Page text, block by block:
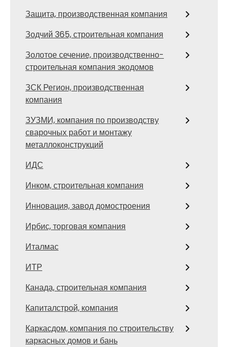
Защита, производственная компания
Зодчий 365, строительная компания
Золотое сечение, производственно-
строительная компания экодомов
ЗСК Регион, производственная
компания
ЗУЗМИ, компания по производству
сварочных работ и монтажу
металлоконструкций
ИДС
Инком, строительная компания
Инновация, завод домостроения
Ирбис, торговая компания
Италмас
ИТР
Канада, строительная компания
Капиталстрой, компания
Каркасдом, компания по строительству
каркасных домов и бань